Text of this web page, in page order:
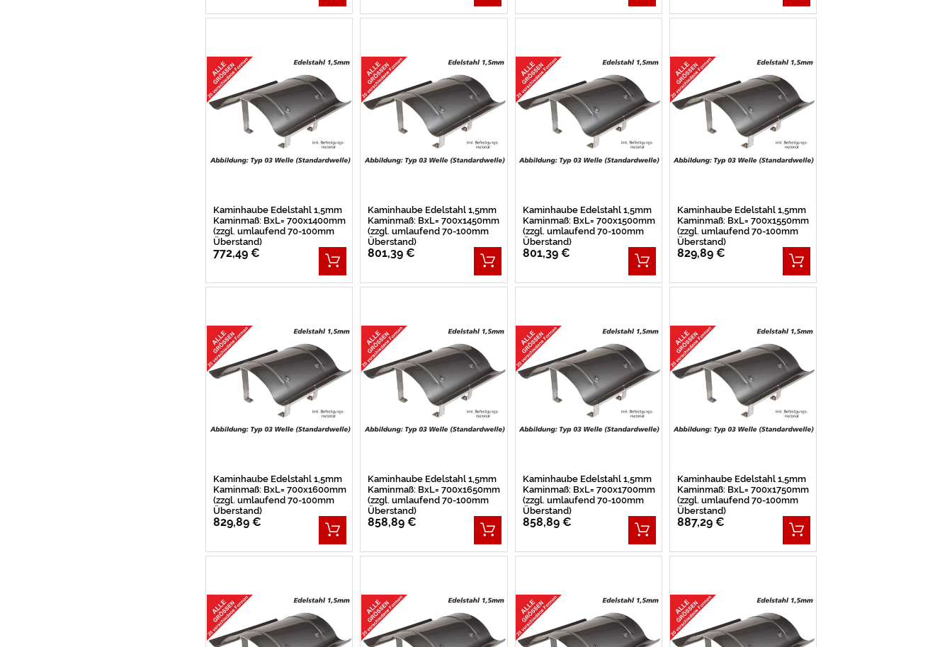
Kaminhaube Edelstahl 1,5mm
Kaminmaß: BxL= 700x1400mm
(zzgl. umlaufend 70-100mm
Überstand)
772,49 €
Kaminhaube Edelstahl 1,5mm
Kaminmaß: BxL= 700x1450mm
(zzgl. umlaufend 70-100mm
Überstand)
801,39 €
Kaminhaube Edelstahl 1,5mm
Kaminmaß: BxL= 700x1500mm
(zzgl. umlaufend 70-100mm
Überstand)
801,39 €
Kaminhaube Edelstahl 1,5mm
Kaminmaß: BxL= 700x1550mm
(zzgl. umlaufend 70-100mm
Überstand)
829,89 €
Kaminhaube Edelstahl 1,5mm
Kaminmaß: BxL= 700x1600mm
(zzgl. umlaufend 70-100mm
Überstand)
829,89 €
Kaminhaube Edelstahl 1,5mm
Kaminmaß: BxL= 700x1650mm
(zzgl. umlaufend 70-100mm
Überstand)
858,89 €
Kaminhaube Edelstahl 1,5mm
Kaminmaß: BxL= 700x1700mm
(zzgl. umlaufend 70-100mm
Überstand)
858,89 €
Kaminhaube Edelstahl 1,5mm
Kaminmaß: BxL= 700x1750mm
(zzgl. umlaufend 70-100mm
Überstand)
887,29 €